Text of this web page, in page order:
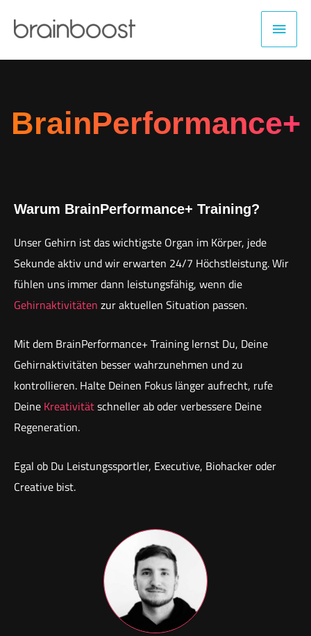
Inhalt
BrainPerformance+
Warum BrainPerformance+ Training?
Unser Gehirn ist das wichtigste Organ im Körper, jede
Sekunde aktiv und wir erwarten 24/7 Höchstleistung. Wir
fühlen uns immer dann leistungsfähig, wenn die
Gehirnaktivitäten zur aktuellen Situation passen.
Mit dem BrainPerformance+ Training lernst Du, Deine
Gehirnaktivitäten besser wahrzunehmen und zu
kontrollieren. Halte Deinen Fokus länger aufrecht, rufe
Deine Kreativitätschneller ab oder verbessere Deine
Regeneration.
Egal ob Du Leistungssportler, Executive, Biohacker oder
Creative bist.